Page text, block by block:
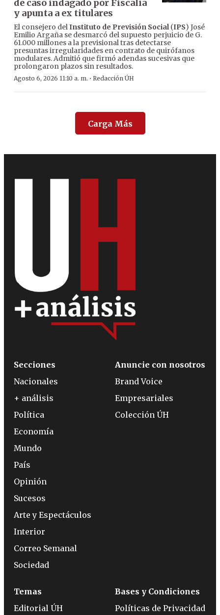
de caso indagado por Fiscalía
y apunta a ex titulares
El consejero delInstituto de Previsión Social(IPS) José
Emilio Argaña se desmarcó del supuesto perjuicio de G.
61.000 millones a la previsional tras detectarse
presuntas irregularidades en contrato de quirófanos
modulares. Admitió que firmó adendas sucesivas que
prolongaron plazos sin resultados.
Agosto 6, 2026 11:10 a. m. · Redacción ÚH
Carga Más
Secciones
Nacionales
+ análisis
Política
Economía
Mundo
País
Opinión
Sucesos
Arte y Espectáculos
Interior
Correo Semanal
Sociedad
Anuncie con nosotros
Brand Voice
Empresariales
Colección ÚH
Temas
Editorial ÚH
Bases y Condiciones
Políticas de Privacidad